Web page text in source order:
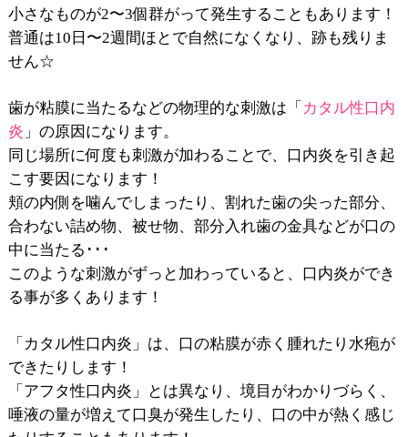
小さなものが2〜3個群がって発生することもあります！
普通は10日〜2週間ほとで自然になくなり、跡も残りま
せん☆
歯が粘膜に当たるなどの物理的な刺激は「 カタル性口内
炎 」の原因になります。
同じ場所に何度も刺激が加わることで、口内炎を引き起
こす要因になります！
頬の内側を噛んでしまったり、割れた歯の尖った部分、
合わない詰め物、被せ物、部分入れ歯の金具などが口の
中に当たる･･･
このような刺激がずっと加わっていると、口内炎ができ
る事が多くあります！
「カタル性口内炎」は、口の粘膜が赤く腫れたり水疱が
できたりします！
「アフタ性口内炎」とは異なり、境目がわかりづらく、
唾液の量が増えて口臭が発生したり、口の中が熱く感じ